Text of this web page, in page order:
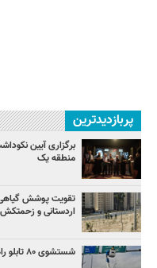
پربازدیدترین
برگزاری آیین
منطقه یک
تقویت پوشش گیاهی
اردستانی و زحمتکش
شستشوی ۸۰ تابلو راهنمای مسیر با استفاده از بالابر